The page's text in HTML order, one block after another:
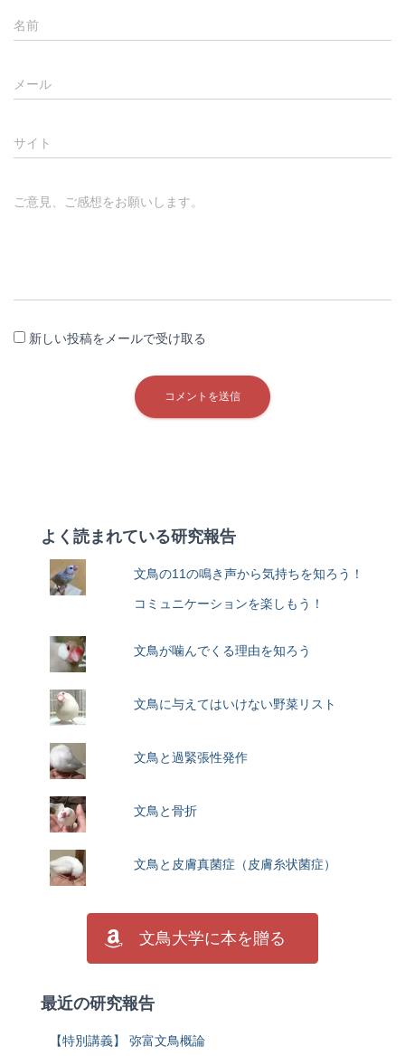
名前
メール
サイト
ご意見、ご感想をお願いします。
新しい投稿をメールで受け取る
よく読まれている研究報告
文鳥の11の鳴き声から気持ちを知ろう！
コミュニケーションを楽しもう！
文鳥が噛んでくる理由を知ろう
文鳥に与えてはいけない野菜リスト
文鳥と過緊張性発作
文鳥と骨折
文鳥と皮膚真菌症（皮膚糸状菌症）
文鳥大学に本を贈る
最近の研究報告
【特別講義】 弥富文鳥概論